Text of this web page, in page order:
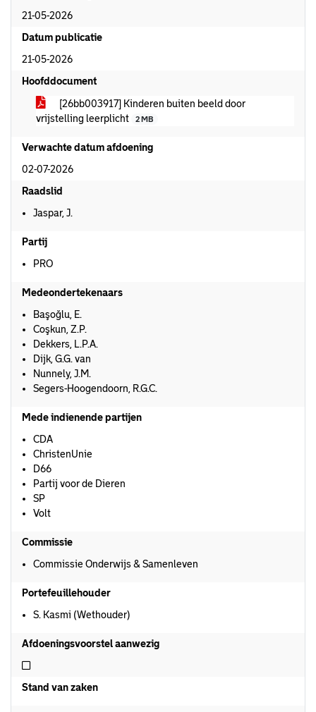
21-05-2026
Datum publicatie
21-05-2026
Hoofddocument
[26bb003917] Kinderen buiten beeld door
vrijstelling leerplicht
2 MB
Verwachte datum afdoening
02-07-2026
Raadslid
Jaspar, J.
Partij
PRO
Medeondertekenaars
Başoğlu, E.
Coşkun, Z.P.
Dekkers, L.P.A.
Dijk, G.G. van
Nunnely, J.M.
Segers-Hoogendoorn, R.G.C.
Mede indienende partijen
CDA
ChristenUnie
D66
Partij voor de Dieren
SP
Volt
Commissie
Commissie Onderwijs & Samenleven
Portefeuillehouder
S. Kasmi (Wethouder)
Afdoeningsvoorstel aanwezig
Niet afdoeningsvoorstel aanwezig
Stand van zaken